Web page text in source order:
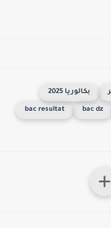
بكالوريا 2025
bac dz
bac resultat